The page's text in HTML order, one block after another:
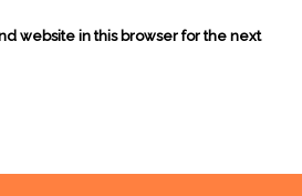
website in this browser for the next